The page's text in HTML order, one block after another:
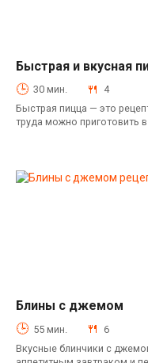
Выпечка
Быстрая и вкусная
30 мин. 4
Быстрая пицца — это
труда можно приготовить
Блины с джемом
55 мин. 6
Вкусные блинчики с